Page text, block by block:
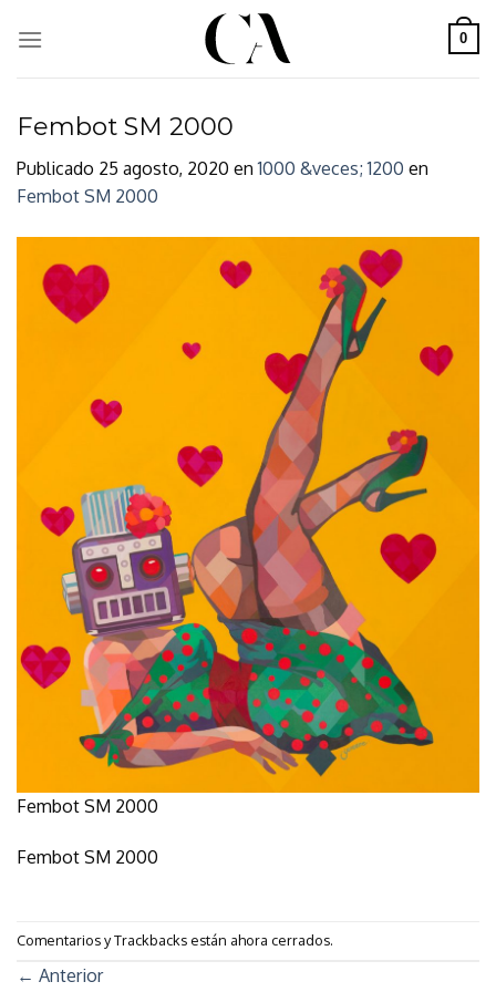
0
Fembot SM 2000
Publicado 25 agosto, 2020 en1000 &veces; 1200 en
Fembot SM 2000
Fembot SM 2000
Fembot SM 2000
Comentarios y Trackbacks están ahora cerrados.
← Anterior